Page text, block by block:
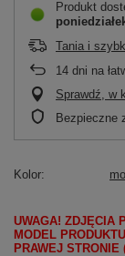
Produkt
Tania i
14 dni na
Sprawdź, w
Bezpieczne
Kolor
UWAGA! ZDJĘCIA
MODEL
PRAWEJ